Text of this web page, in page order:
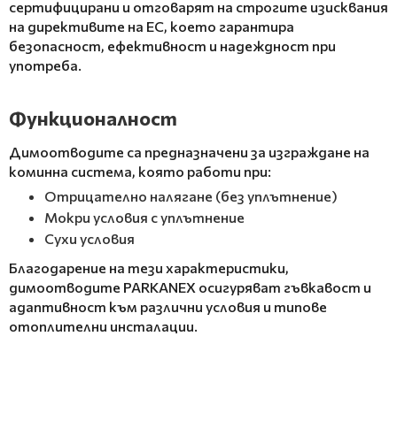
сертифицирани и отговарят на строгите изисквания
на директивите на ЕС, което гарантира
безопасност, ефективност и надеждност при
употреба.
Функционалност
Димоотводите са предназначени за изграждане на
коминна система, която работи при:
Отрицателно налягане (без уплътнение)
Мокри условия с уплътнение
Сухи условия
Благодарение на тези характеристики,
димоотводите PARKANEX осигуряват гъвкавост и
адаптивност към различни условия и типове
отоплителни инсталации.